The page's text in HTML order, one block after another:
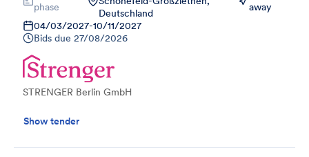
phase
Deutschland
away
04/03/2027-10/11/2027
Bids due 27/08/2026
STRENGER Berlin GmbH
Show tender